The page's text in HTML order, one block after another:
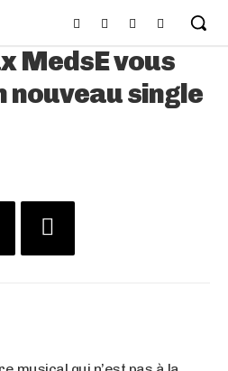
MedsE vous
nouveau single